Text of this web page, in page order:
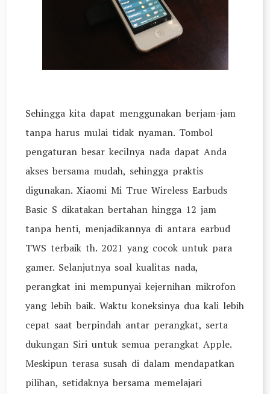
Sehingga kita dapat menggunakan berjam-jam
tanpa harus mulai tidak nyaman. Tombol
pengaturan besar kecilnya nada dapat Anda
akses bersama mudah, sehingga praktis
digunakan. Xiaomi Mi True Wireless Earbuds
Basic S dikatakan bertahan hingga 12 jam
tanpa henti, menjadikannya di antara earbud
TWS terbaik th. 2021 yang cocok untuk para
gamer. Selanjutnya soal kualitas nada,
perangkat ini mempunyai kejernihan mikrofon
yang lebih baik. Waktu koneksinya dua kali lebih
cepat saat berpindah antar perangkat, serta
dukungan Siri untuk semua perangkat Apple.
Meskipun terasa susah di dalam mendapatkan
pilihan, setidaknya bersama memelajari